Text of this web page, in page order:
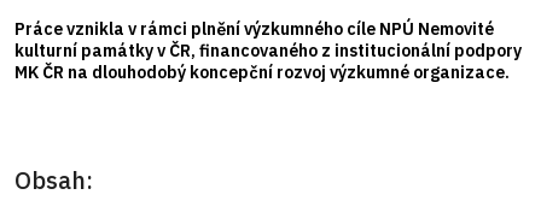
Práce vznikla v rámci plnění výzkumného cíle NPÚ Nemovité
kulturní památky v ČR, financovaného z institucionální podpory
MK ČR na dlouhodobý koncepční rozvoj výzkumné organizace.
Obsah: